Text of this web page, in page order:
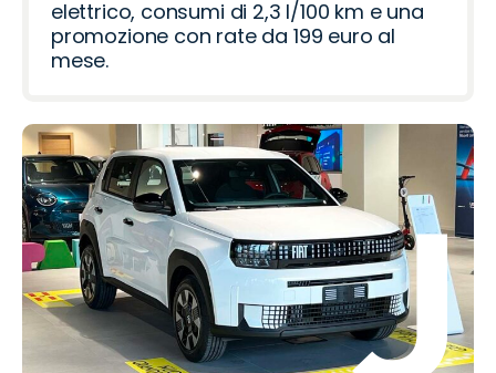
Omoda 7 SHS-P Plug-in
Hybrid: il SUV che punta
efficienza è in promo per
tutto agosto
Omoda 7 SHS-P Plug-in Hybrid offre fino
a 1.200 km di autonomia, 92 km in
elettrico, consumi di 2,3 l/100 km e una
promozione con rate da 199 euro al
mese.